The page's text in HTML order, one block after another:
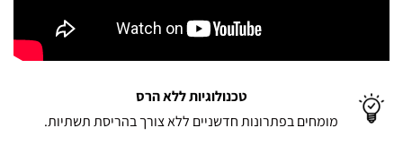
טכנולוגיות ללא הרס
מומחים בפתרונות חדשניים ללא צורך בהריסת תשתיות.